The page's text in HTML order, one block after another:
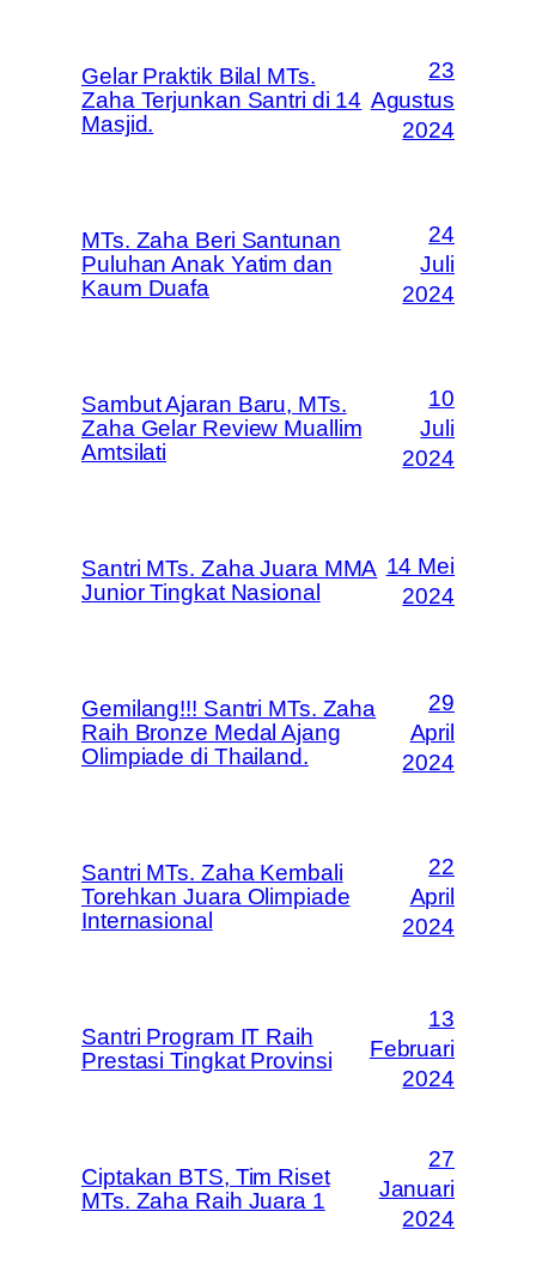
Gelar Praktik Bilal MTs.
Zaha Terjunkan Santri di 14
Masjid.
23
Agustus
2024
MTs. Zaha Beri Santunan
Puluhan Anak Yatim dan
Kaum Duafa
24
Juli
2024
Sambut Ajaran Baru, MTs.
Zaha Gelar Review Muallim
Amtsilati
10
Juli
2024
Santri MTs. Zaha Juara MMA
Junior Tingkat Nasional
14 Mei
2024
Gemilang!!! Santri MTs. Zaha
Raih Bronze Medal Ajang
Olimpiade di Thailand.
29
April
2024
Santri MTs. Zaha Kembali
Torehkan Juara Olimpiade
Internasional
22
April
2024
Santri Program IT Raih
Prestasi Tingkat Provinsi
13
Februari
2024
Ciptakan BTS, Tim Riset
MTs. Zaha Raih Juara 1
27
Januari
2024